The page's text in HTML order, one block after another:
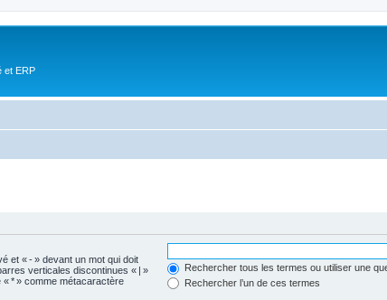
et ERP
et « - » devant un mot qui doit
verticales discontinues « | »
* » comme métacaractère
Rechercher tous les termes ou utiliser une
Rechercher l’un de ces termes